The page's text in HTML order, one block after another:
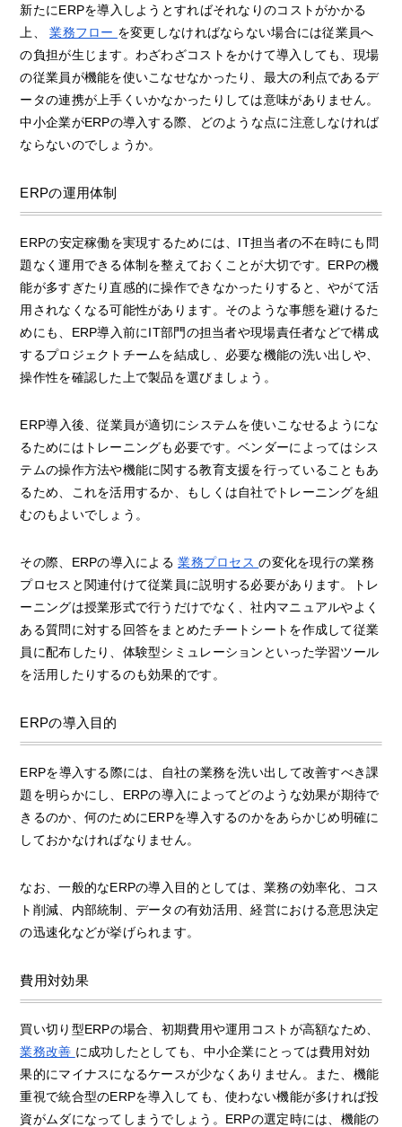
新たにERPを導入しようとすればそれなりのコストがかかる
上、業務フロー を変更しなければならない場合には従業員へ
の負担が生じます。わざわざコストをかけて導入しても、現場
の従業員が機能を使いこなせなかったり、最大の利点であるデ
ータの連携が上手くいかなかったりしては意味がありません。
中小企業がERPの導入する際、どのような点に注意しなければ
ならないのでしょうか。
ERPの運用体制
ERPの安定稼働を実現するためには、IT担当者の不在時にも問
題なく運用できる体制を整えておくことが大切です。ERPの機
能が多すぎたり直感的に操作できなかったりすると、やがて活
用されなくなる可能性があります。そのような事態を避けるた
めにも、ERP導入前にIT部門の担当者や現場責任者などで構成
するプロジェクトチームを結成し、必要な機能の洗い出しや、
操作性を確認した上で製品を選びましょう。
ERP導入後、従業員が適切にシステムを使いこなせるようにな
るためにはトレーニングも必要です。ベンダーによってはシス
テムの操作方法や機能に関する教育支援を行っていることもあ
るため、これを活用するか、もしくは自社でトレーニングを組
むのもよいでしょう。
その際、ERPの導入による業務プロセスの変化を現行の業務
プロセスと関連付けて従業員に説明する必要があります。トレ
ーニングは授業形式で行うだけでなく、社内マニュアルやよく
ある質問に対する回答をまとめたチートシートを作成して従業
員に配布したり、体験型シミュレーションといった学習ツール
を活用したりするのも効果的です。
ERPの導入目的
ERPを導入する際には、自社の業務を洗い出して改善すべき課
題を明らかにし、ERPの導入によってどのような効果が期待で
きるのか、何のためにERPを導入するのかをあらかじめ明確に
しておかなければなりません。
なお、一般的なERPの導入目的としては、業務の効率化、コス
ト削減、内部統制、データの有効活用、経営における意思決定
の迅速化などが挙げられます。
費用対効果
買い切り型ERPの場合、初期費用や運用コストが高額なため、
業務改善 に成功したとしても、中小企業にとっては費用対効
果的にマイナスになるケースが少なくありません。また、機能
重視で統合型のERPを導入しても、使わない機能が多ければ投
資がムダになってしまうでしょう。ERPの選定時には、機能の